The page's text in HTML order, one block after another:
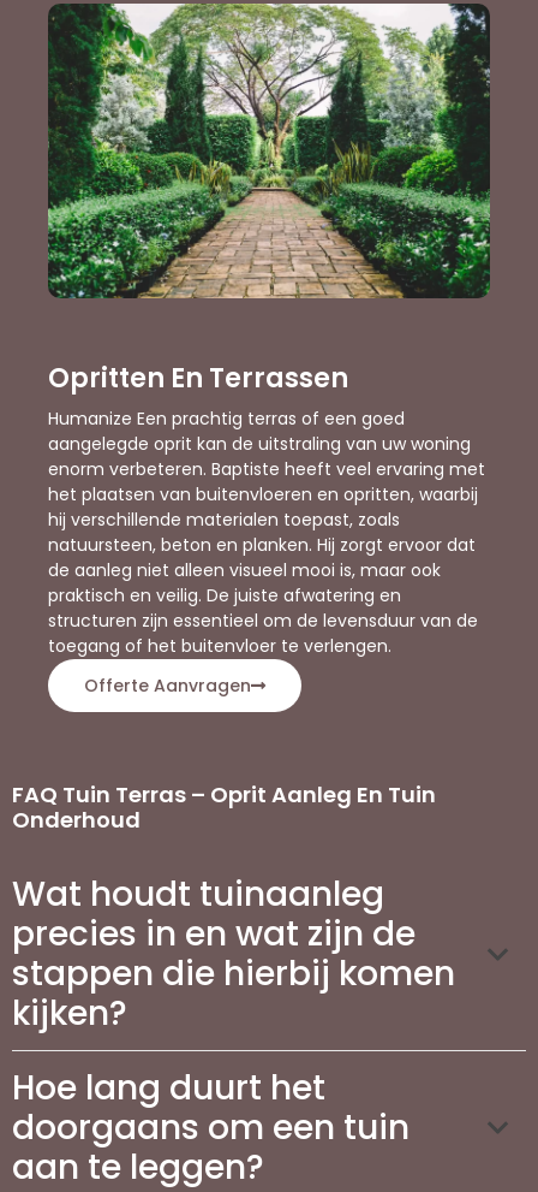
Opritten En Terrassen
Humanize Een prachtig terras of een goed
aangelegde oprit kan de uitstraling van uw woning
enorm verbeteren. Baptiste heeft veel ervaring met
het plaatsen van buitenvloeren en opritten, waarbij
hij verschillende materialen toepast, zoals
natuursteen, beton en planken. Hij zorgt ervoor dat
de aanleg niet alleen visueel mooi is, maar ook
praktisch en veilig. De juiste afwatering en
structuren zijn essentieel om de levensduur van de
toegang of het buitenvloer te verlengen.
Offerte Aanvragen
FAQ Tuin Terras – Oprit Aanleg En Tuin
Onderhoud
Wat houdt tuinaanleg
precies in en wat zijn de
stappen die hierbij komen
kijken?
Hoe lang duurt het
doorgaans om een tuin
aan te leggen?